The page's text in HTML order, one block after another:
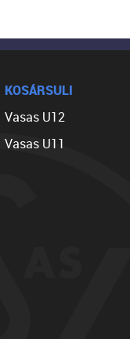
KOSÁRSULI
Vasas U12
Vasas U11